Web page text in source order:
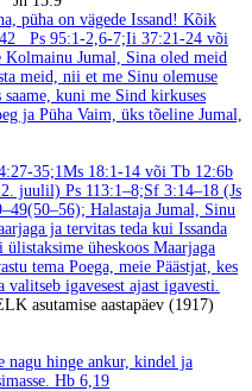
püha on vägede Issand! Kõik
Ps 95:1-2,6-7;Ii 37:21-24 või
Kolmainu Jumal, Sina oled meid
meid, nii et me Sinu olemuse
saame, kuni me Sind kirkuses
ja Püha Vaim, üks tõeline Jumal,
35;1Ms 18:1-14 või Tb 12:6b
2. juulil) Ps 113:1–8;Sf 3:14–18 (Js
Halastaja Jumal, Sinu
ja tervitas teda kui Issanda
ülistaksime üheskoos Maarjaga
tema Poega, meie Päästjat, kes
valitseb igavesest ajast igavesti.
asutamise aastapäev (1917)
hinge ankur, kindel ja
Hb 6,19